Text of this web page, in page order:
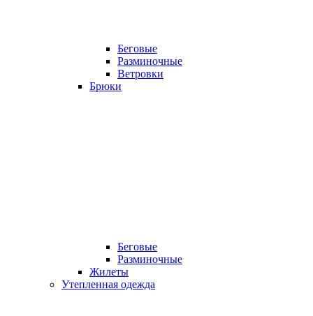
Беговые
Разминочные
Ветровки
Брюки
Беговые
Разминочные
Жилеты
Утепленная одежда